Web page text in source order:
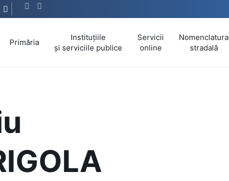
Primăria
Instituțiile
și serviciile publice
Servicii
online
Nomenclatura
stradală